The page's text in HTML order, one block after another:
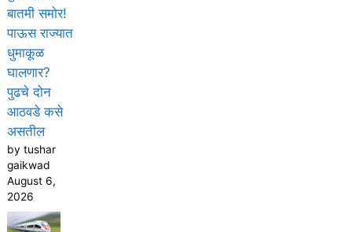
बातमी समोर!
पाऊस राज्यात
धुमाकूळ
घालणार?
पुढचे दोन
आठवडे कसे
असतील
by tushar
gaikwad
August 6,
2026